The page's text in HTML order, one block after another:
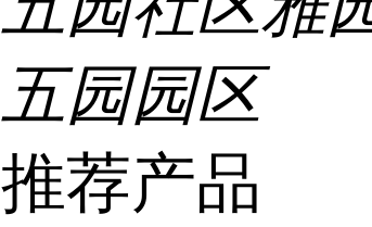
五园园区
推荐产品